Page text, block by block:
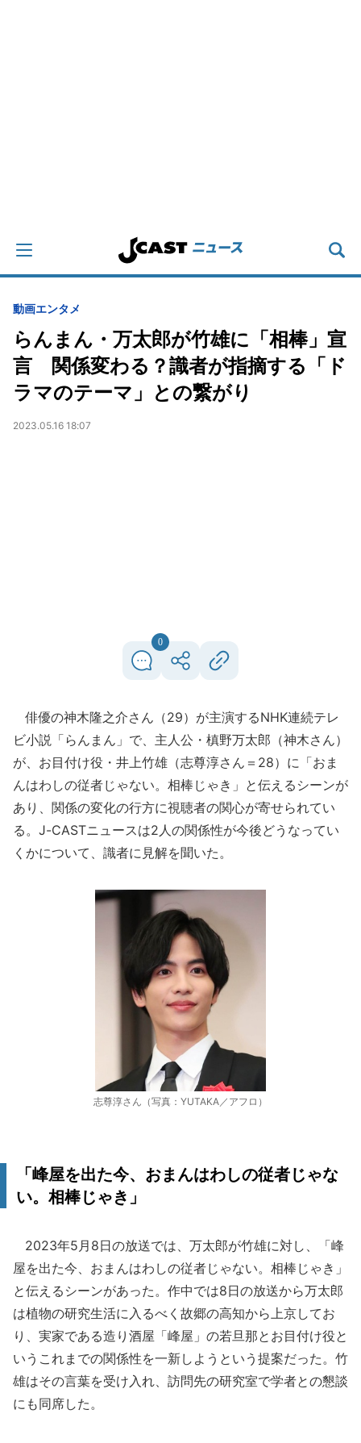
動画エンタメ
らんまん・万太郎が竹雄に「相棒」宣
言 関係変わる？識者が指摘する「ド
ラマのテーマ」との繋がり
2023.05.16 18:07
0
俳優の神木隆之介さん（29）が主演するNHK連続テレ
ビ小説「らんまん」で、主人公・槙野万太郎（神木さん）
が、お目付け役・井上竹雄（志尊淳さん＝28）に「おま
んはわしの従者じゃない。相棒じゃき」と伝えるシーンが
あり、関係の変化の行方に視聴者の関心が寄せられてい
る。J-CASTニュースは2人の関係性が今後どうなってい
くかについて、識者に見解を聞いた。
志尊淳さん（写真：YUTAKA／アフロ）
「峰屋を出た今、おまんはわしの従者じゃな
い。相棒じゃき」
2023年5月8日の放送では、万太郎が竹雄に対し、「峰
屋を出た今、おまんはわしの従者じゃない。相棒じゃき」
と伝えるシーンがあった。作中では8日の放送から万太郎
は植物の研究生活に入るべく故郷の高知から上京してお
り、実家である造り酒屋「峰屋」の若旦那とお目付け役と
いうこれまでの関係性を一新しようという提案だった。竹
雄はその言葉を受け入れ、訪問先の研究室で学者との懇談
にも同席した。